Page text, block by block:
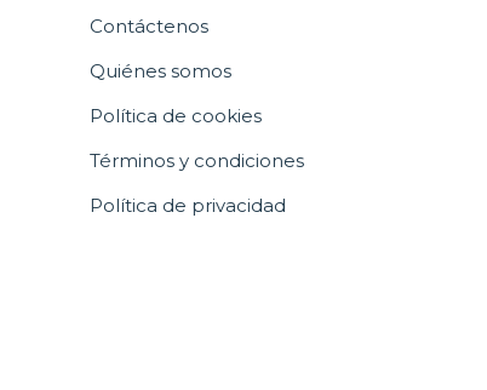
Contáctenos
Quiénes somos
Política de cookies
Términos y condiciones
Política de privacidad